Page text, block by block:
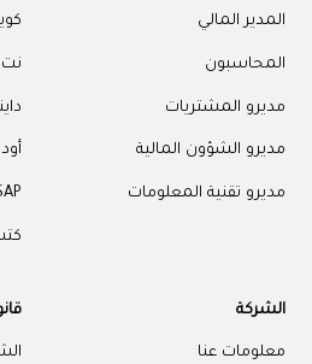
المدير المالي
المحاسبون
مديرو المشتريات
مديرو الشؤون المالية
مديرو تقنية المعلومات
الشركة
معلومات عنا